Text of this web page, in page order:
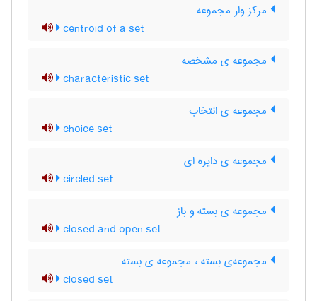
مرکز وار مجموعه
centroid of a set
مجموعه ی مشخصه
characteristic set
مجموعه ی انتخاب
choice set
مجموعه ی دایره ای
circled set
مجموعه ی بسته و باز
closed and open set
مجموعه‌ی بسته ، مجموعه ی بسته
closed set